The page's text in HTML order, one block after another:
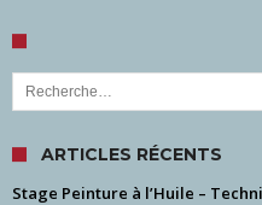
Rechercher :
ARTICLES RÉCENTS
Stage Peinture à l’Huile –